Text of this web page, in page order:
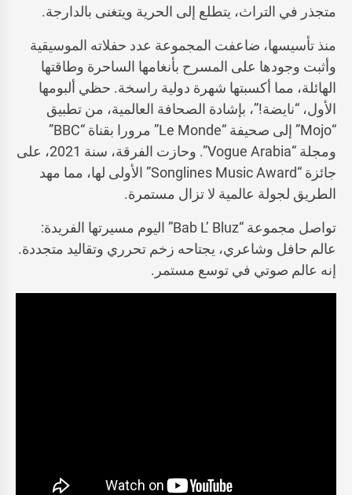
متجذر في التراث، يتطلع إلى الحرية ويتغنى بالدارجة.
منذ تأسيسها، ضاعفت المجموعة عدد حفلاته الموسيقية
وأثبت وجودها على المسرح بأنغامها الساحرة وطاقتها
الهائلة، مما أكسبتها شهرة دولية راسخة. حظي ألبومها
الأول، “نايضة!”، بإشادة الصحافة العالمية، من تطبيق
“Mojo” إلى صحيفة “Le Monde” مرورا بقناة “BBC”
ومجلة “Vogue Arabia”. وحازت الفرقة، سنة 2021، على
جائزة “Songlines Music Award” الأولى لها، مما مهد
الطريق لجولة عالمية لا تزال مستمرة.
تواصل مجموعة “Bab L’ Bluz” اليوم مسيرتها الفريدة:
عالم حافل وشاعري، يجتاحه زخم تحرري وتقاليد متجددة.
إنه عالم صوتي في توسع مستمر.